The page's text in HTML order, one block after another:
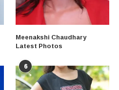
Meenakshi Chaudhary
Latest Photos
6